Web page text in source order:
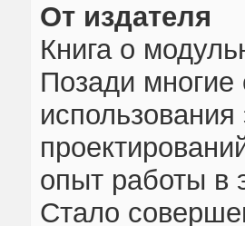
От издателя
Книга о
Позади
опыт работы в
Стало